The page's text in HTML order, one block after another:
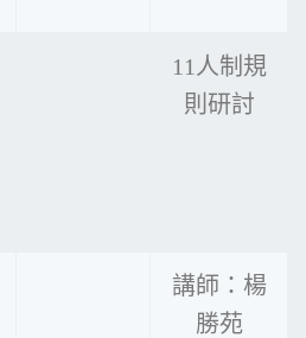
11人制規
則研討
講師：楊
勝苑